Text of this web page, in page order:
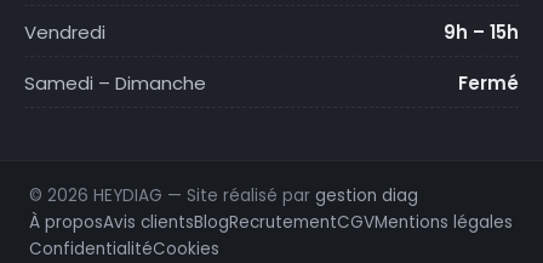
Vendredi
9h – 15h
Samedi – Dimanche
Fermé
© 2026 HEYDIAG — Site réalisé par gestion diag
À proposAvis clientsBlogRecrutementCGVMentions légales
ConfidentialitéCookies